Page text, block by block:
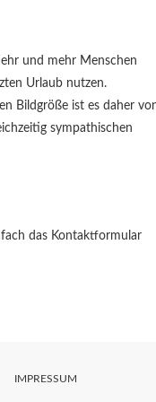
und mehr Menschen
Urlaub nutzen.
Bildgröße ist es daher
sympathischen
das Kontaktformular
IMPRESSUM